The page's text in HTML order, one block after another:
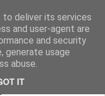
to deliver its services
and user-agent are
and security
generate usage
abuse.
IT
eller ett mindset?